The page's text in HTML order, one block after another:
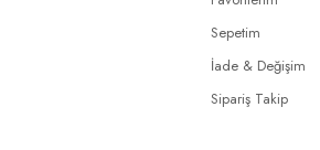
Sepetim
İade & Değişim
Sipariş Takip